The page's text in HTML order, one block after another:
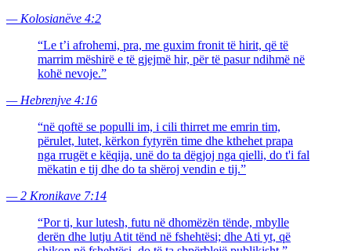
— Kolosianëve 4:2
“Le t’i afrohemi, pra, me guxim fronit të hirit, që të
marrim mëshirë e të gjejmë hir, për të pasur ndihmë në
kohë nevoje.”
— Hebrenjve 4:16
“në qoftë se populli im, i cili thirret me emrin tim,
përulet, lutet, kërkon fytyrën time dhe kthehet prapa
nga rrugët e këqija, unë do ta dëgjoj nga qielli, do t'i fal
mëkatin e tij dhe do ta shëroj vendin e tij.”
—2 Kronikave 7:14
“Por ti, kur lutesh, futu në dhomëzën tënde, mbylle
derën dhe lutju Atit tënd në fshehtësi; dhe Ati yt, që